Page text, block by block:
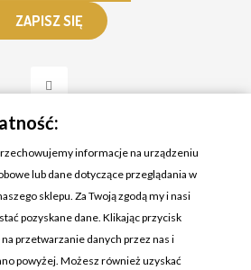
informacje na urządzeniu
lub dane dotyczące przeglądania w
sklepu. Za Twoją zgodą my i nasi
pozyskane dane. Klikając przycisk
przetwarzanie danych przez nas i
powyżej. Możesz również uzyskać